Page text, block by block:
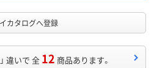
カタログへ登録
違いで 全 12 商品あります。